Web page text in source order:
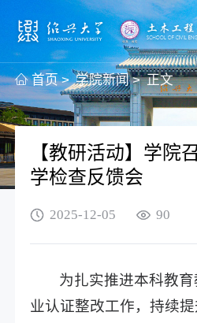
首页 > 学院新闻 > 正文
【教研活动】学院
学检查反馈会
2025-12-05 90
为扎实推进本科教
业认证整改工作，持续提